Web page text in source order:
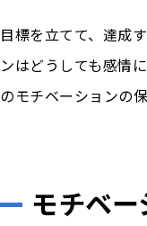
目標を立てて、達成
ンはどうしても感情
のモチベーションの
モチベ